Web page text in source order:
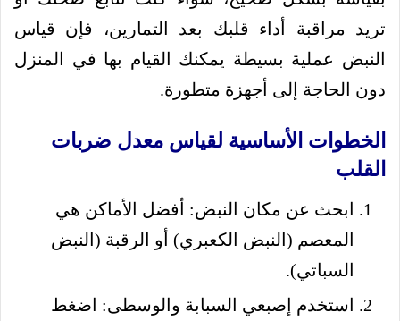
تريد مراقبة أداء قلبك بعد التمارين، فإن قياس
النبض عملية بسيطة يمكنك القيام بها في المنزل
دون الحاجة إلى أجهزة متطورة.
الخطوات الأساسية لقياس معدل ضربات
القلب
ابحث عن مكان النبض: أفضل الأماكن هي
المعصم (النبض الكعبري) أو الرقبة (النبض
السباتي).
استخدم إصبعي السبابة والوسطى: اضغط